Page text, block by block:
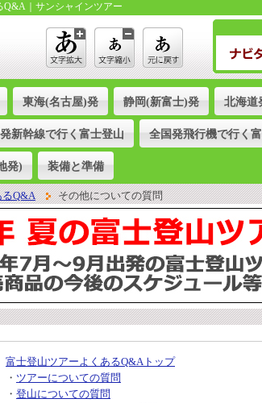
Q&A｜サンシャインツアー
東海(名古屋)発 静岡(新富士)発 北海道
新幹線で行く富士登山 全国発飛行機で行く
発) 装備と準備
るQ&A その他についての質問
富士登山ツアーよくあるQ&Aトップ
・ ツアーについての質問
・ 登山についての質問